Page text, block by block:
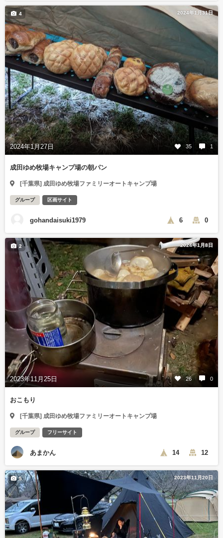
2024年1月31日
2024年1月27日 35 1
4
成田ゆめ牧場キャンプ場の朝パン
[千葉県] 成田ゆめ牧場ファミリーオートキャンプ場
グループ 区画サイト
gohandaisuki1979 6 0
2024年1月8日
2023年11月25日 26 0
2
おこもり
[千葉県] 成田ゆめ牧場ファミリーオートキャンプ場
グループ フリーサイト
あまかん 14 12
2023年11月20日
5